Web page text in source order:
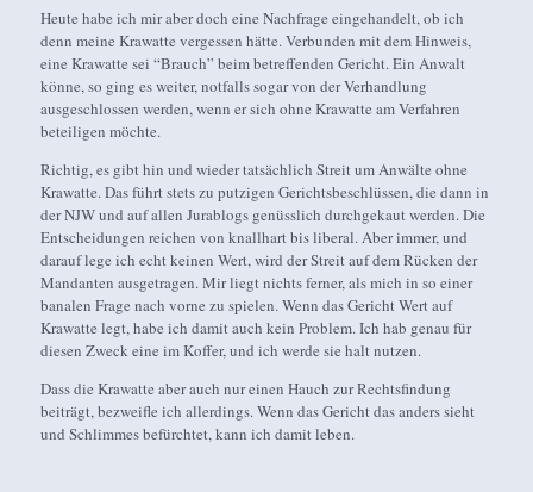
Heute habe ich mir aber doch eine Nachfrage eingehandelt, ob ich
denn meine Krawatte vergessen hätte. Verbunden mit dem Hinweis,
eine Krawatte sei “Brauch” beim betreffenden Gericht. Ein Anwalt
könne, so ging es weiter, notfalls sogar von der Verhandlung
ausgeschlossen werden, wenn er sich ohne Krawatte am Verfahren
beteiligen möchte.
Richtig, es gibt hin und wieder tatsächlich Streit um Anwälte ohne
Krawatte. Das führt stets zu putzigen Gerichtsbeschlüssen, die dann in
der NJW und auf allen Jurablogs genüsslich durchgekaut werden. Die
Entscheidungen reichen von knallhart bis liberal. Aber immer, und
darauf lege ich echt keinen Wert, wird der Streit auf dem Rücken der
Mandanten ausgetragen. Mir liegt nichts ferner, als mich in so einer
banalen Frage nach vorne zu spielen. Wenn das Gericht Wert auf
Krawatte legt, habe ich damit auch kein Problem. Ich hab genau für
diesen Zweck eine im Koffer, und ich werde sie halt nutzen.
Dass die Krawatte aber auch nur einen Hauch zur Rechtsfindung
beiträgt, bezweifle ich allerdings. Wenn das Gericht das anders sieht
und Schlimmes befürchtet, kann ich damit leben.